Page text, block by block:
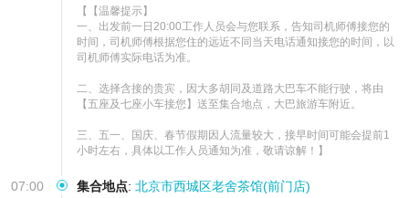
【【温馨提示】
一、出发前一日20:00工作人员会与您联系，告知司机师傅接您的
时间，司机师傅根据您住的远近不同当天电话通知接您的时间，以
司机师傅实际电话为准。
二、选择含接的贵宾，因大多胡同及道路大巴车不能行驶，将由
【五座及七座小车接您】送至集合地点，大巴旅游车附近。
三、五一、国庆、春节假期因人流量较大，接早时间可能会提前1
小时左右，具体以工作人员通知为准，敬请谅解！】
07:00 集合地点: 北京市西城区老舍茶馆(前门店)